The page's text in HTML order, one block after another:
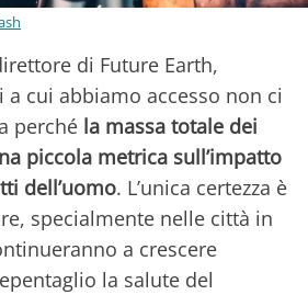
di Future Earth,
a cui abbiamo accesso non ci
perché la massa totale dei
piccola metrica sull’impatto
dell’uomo. L’unica certezza è
specialmente nelle città in
a crescere
la salute del